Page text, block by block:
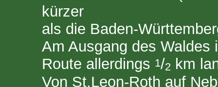
kürzer
als die Baden-
Am Ausgang des Waldes
Route allerdings 1/2 km
Von St.Leon-Roth auf